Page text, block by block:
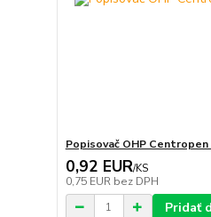
Popisovač OHP Centropen
0,92 EUR/KS
0,75 EUR bez DPH
Pridať